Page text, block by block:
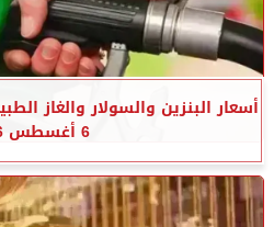
أسعار البنزين والسولار والغاز
6 أغسطس 2026